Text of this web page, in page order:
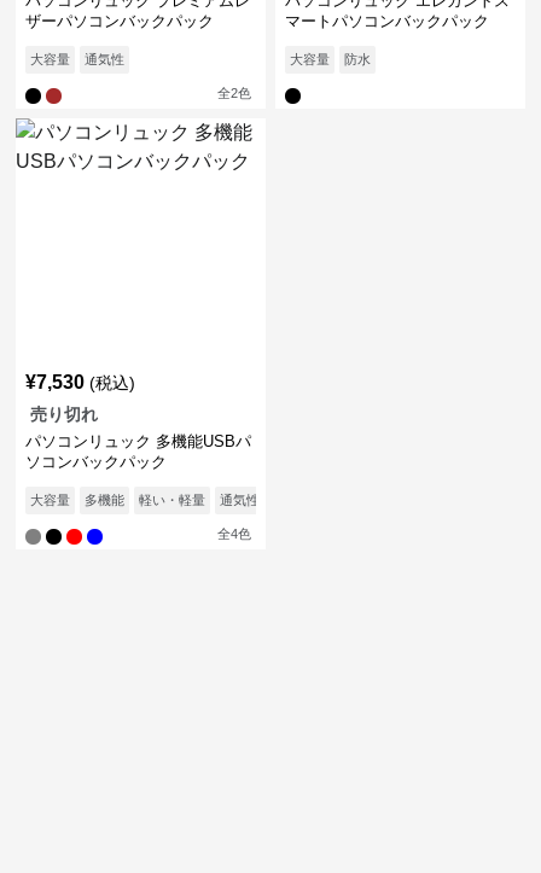
ザーパソコンバックパック
大容量 通気性
全2色
マートパソコンバックパック
大容量 防水
¥7,530 (税込)
売り切れ
パソコンリュック 多機能USBパ
ソコンバックパック
大容量 多機能 軽い・軽量 通気性
全4色